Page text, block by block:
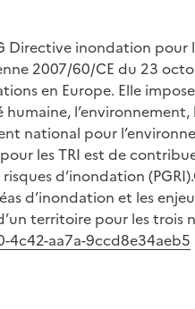
Directive inondation
2007/60/CE du 23
en Europe. Elle
national pour
les TRI est de
d’inondation
d’inondation et les
territoire pour les
aa7a-9ccd8e34aeb5